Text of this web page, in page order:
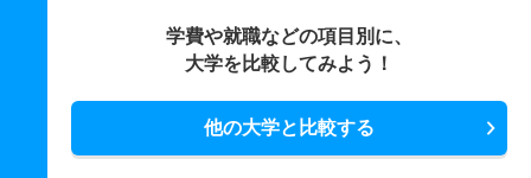
学費や就職などの項目別に、
大学を比較してみよう！
他の大学と比較する